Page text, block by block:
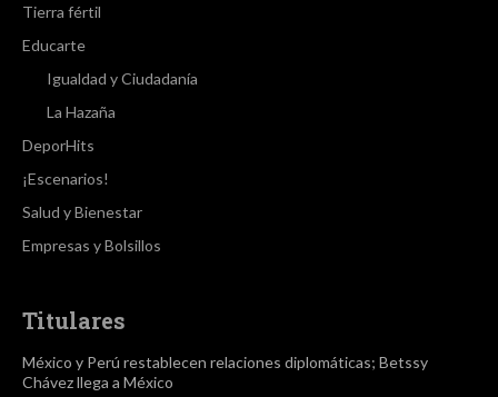
Tierra fértil
Educarte
Igualdad y Ciudadanía
La Hazaña
DeporHits
¡Escenarios!
Salud y Bienestar
Empresas y Bolsillos
Titulares
México y Perú restablecen relaciones diplomáticas; Betssy
Chávez llega a México